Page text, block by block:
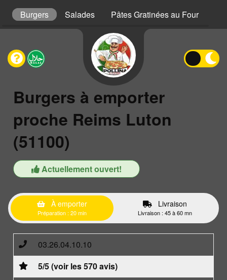
Burgers Salades Pâtes Gratinées au Four
Burgers à emporter
proche Reims Luton
(51100)
Actuellement ouvert!
À emporter
Préparation : 20 min
Livraison
Livraison : 45 à 60 mn
03.26.04.10.10
5/5 (voir les 570 avis)